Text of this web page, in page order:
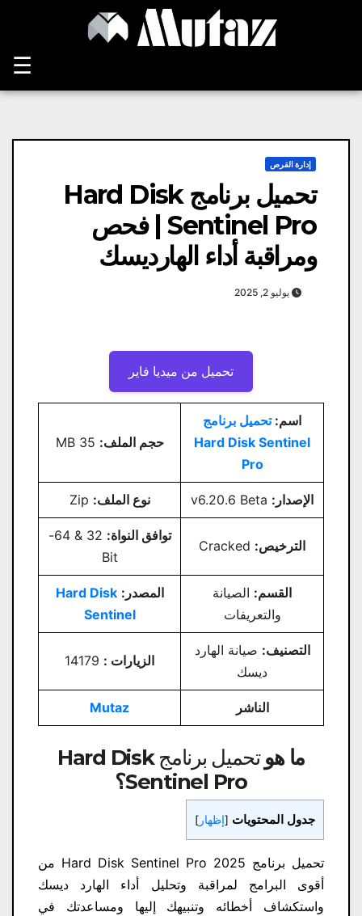
☰
إدارة القرص
تحميل برنامج Hard Disk
Sentinel Pro | فحص
ومراقبة أداء الهارديسك
يوليو 2, 2025
تحميل من ميديا ​​فاير
اسم:تحميل برنامج
Hard Disk Sentinel
Pro
حجم الملف:
الإصدار: نوع الملف:
الترخيص:
توافق النواة:
32 & 64-
Bit
القسم: الصيانة
والتعريفات
المصدر: Hard Disk
Sentinel
التصنيف: صيانة الهارد
ديسك
الزيارات :
الناشر Mutaz
ما هو
تحميل برنامج Hard Disk
Sentinel Pro؟
جدول المحتويات [إظهار ]
تحميل برنامج Hard Disk Sentinel Pro 2025 من
أقوى البرامج لمراقبة وتحليل أداء الهارد ديسك
واستكشاف أخطائه وتنبيهك إليها ومساعدتك في